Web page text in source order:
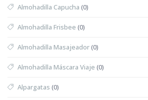
Almohadilla Capucha (0)
Almohadilla Frisbee (0)
Almohadilla Masajeador(0)
Almohadilla Máscara Viaje (0)
Alpargatas (0)